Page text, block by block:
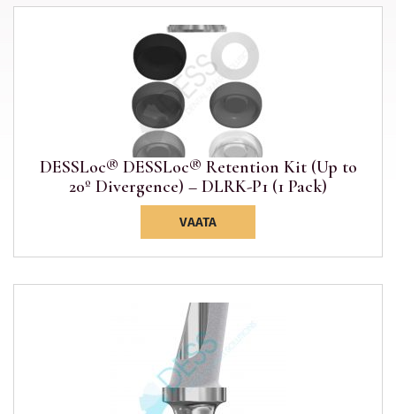
DESSLoc® DESSLoc® Retention Kit (Up to
20º Divergence) – DLRK-P1 (1 Pack)
VAATA